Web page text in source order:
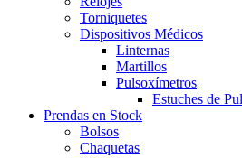
Torniquetes
Dispositivos Médicos
Linternas
Martillos
Pulsoxímetros
Estuches de
Prendas en Stock
Bolsos
Chaquetas